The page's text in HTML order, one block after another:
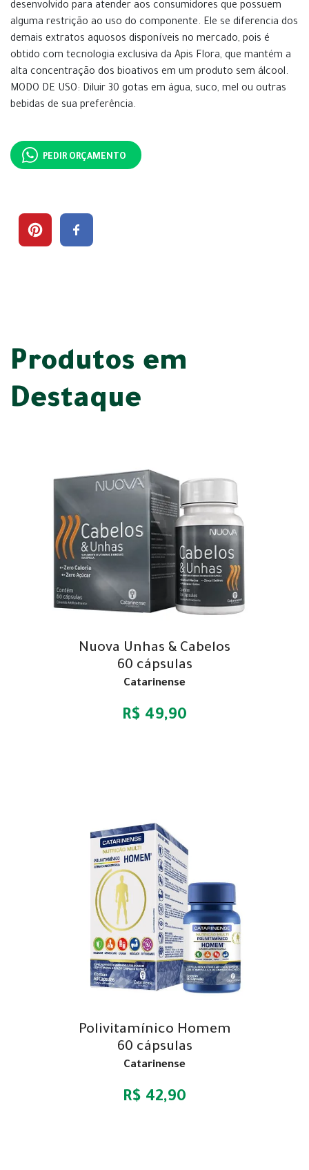
desenvolvido para atender aos consumidores que possuem
alguma restrição ao uso do componente. Ele se diferencia dos
demais extratos aquosos disponíveis no mercado, pois é
obtido com tecnologia exclusiva da Apis Flora, que mantém a
alta concentração dos bioativos em um produto sem álcool.
MODO DE USO: Diluir 30 gotas em água, suco, mel ou outras
bebidas de sua preferência.
PEDIR ORÇAMENTO
Produtos em
Destaque
Nuova Unhas & Cabelos
60 cápsulas
Catarinense
R$ 49,90
Polivitamínico Homem
60 cápsulas
Catarinense
R$ 42,90